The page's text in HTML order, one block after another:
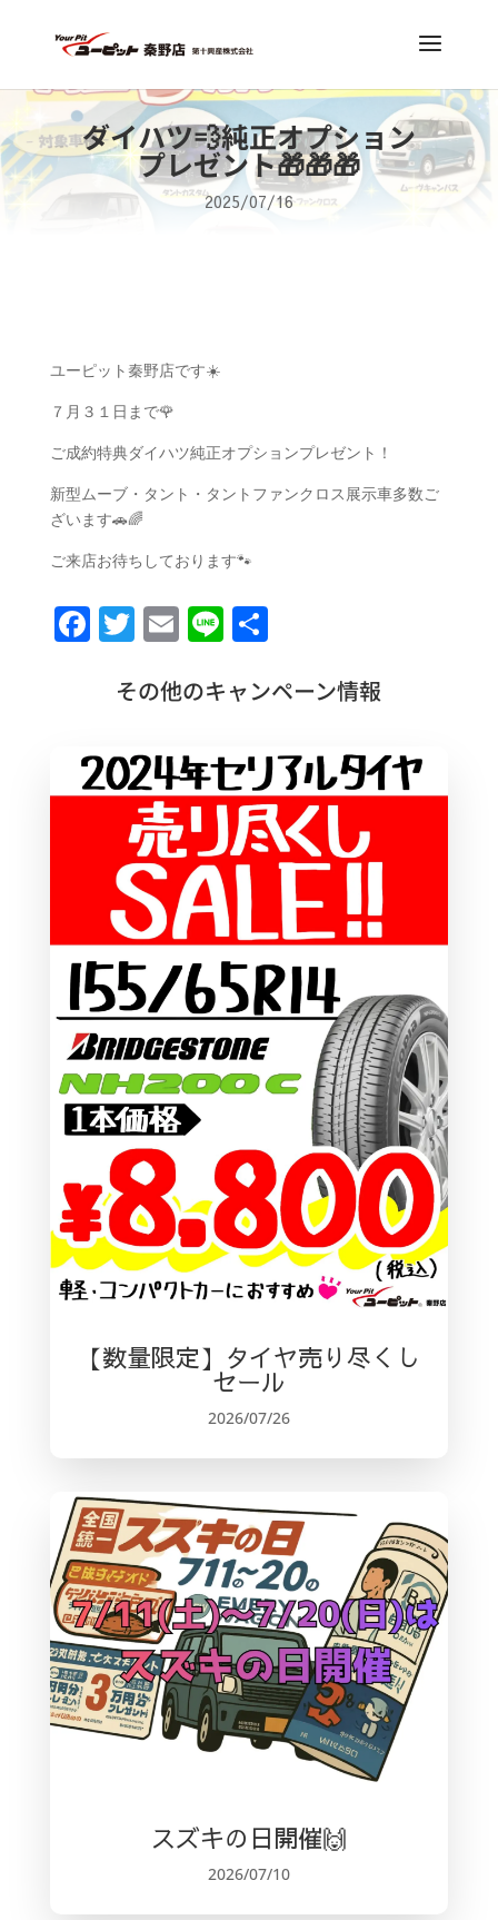
ダイハツ💨純正オプション
プレゼント🎁🎁🎁
2025/07/16
ユーピット秦野店です☀️
７月３１日まで🌹
ご成約特典ダイハツ純正オプションプレゼント！
新型ムーブ・タント・タントファンクロス展示車多数ご
ざいます🚗🌈
ご来店お待ちしております🐾
F
b
o
T
it
r
E
ai
Li
e
共
その他のキャンペーン情報
【数量限定】タイヤ売り尽くし
セール
2026/07/26
スズキの日開催🙌
2026/07/10